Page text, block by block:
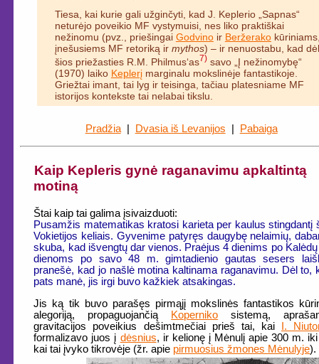
Tiesa, kai kurie gali užginčyti, kad J. Keplerio „Sapnas“
neturėjo poveikio MF vystymuisi, nes liko praktiškai
nežinomu (pvz., priešingai Godvinoir Beržerako
įnešusiems MF retoriką ir mythos) – ir nenuostabu, kad dėl
šios priežasties R.M. Philmus‘as7)savo „Į nežinomybę“
(1970) laiko Keplerįmarginalu mokslinėje fantastikoje.
Griežtai imant, tai lyg ir teisinga, tačiau platesniame MF
istorijos kontekste tai nelabai tikslu.
Pradžia| Dvasia iš Levanijos Pabaiga
Kaip Kepleris gynė raganavimu apkaltintą
motiną
Štai kaip tai galima įsivaizduoti:
Pusamžis matematikas kratosi karieta per kaulus stingdantį
Vokietijos keliais. Gyvenime patyręs daugybę nelaimių,
skuba, kad išvengtų dar vienos. Praėjus 4 dienims po
dienoms po savo 48 m. gimtadienio gautas sesers
pranešė, kad jo našlė motina kaltinama raganavimu. Dėl to,
pats manė, jis irgi buvo kažkiek atsakingas.
Jis ką tik buvo parašęs pirmąjį mokslinės fantastikos
alegoriją, propaguojančią
Koperniko sistemą,
gravitacijos poveikius dešimtmečiai prieš tai, kai
I.
formalizavo juos į dėsnius, ir kelionę į Mėnulį apie 300 m.
kai tai įvyko tikrovėje (žr. apie pirmuosius žmones Mėnulyje).